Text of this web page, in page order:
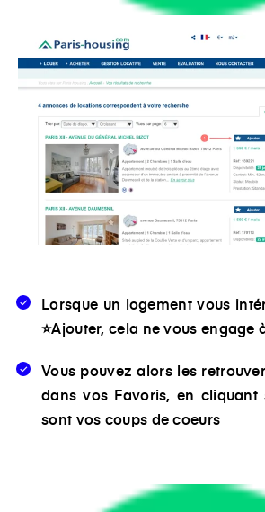
Lorsque un logement vous
⭐Ajouter, cela ne vous engage
Vous pouvez alors les
dans vos Favoris, en cliquant
sont vos coups de coeurs